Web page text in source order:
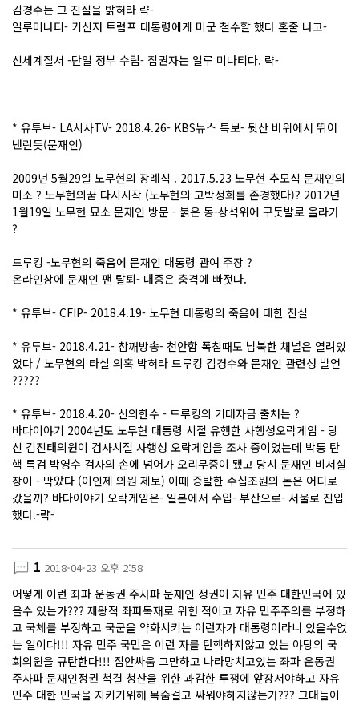
김경수는 그 진실을 밝혀라 략-
일루미나티- 키신저 트럼프 대통령에게 미군 철수할 했다 혼줄 나고-
신세계질서 -단일 정부 수립- 집권자는 일루 미나티다. 략-
* 유투브- LA시사TV- 2018.4.26- KBS뉴스 특보- 뒷산 바위에서 뛰어
낸린듯(문재인)
2009년 5월29일 노무현의 장례식 . 2017.5.23 노무현 추모식 문재인의
미소 ? 노무현의꿈 다시시작 (노무현의 고박정희를 존경했다)? 2012년
1월19일 노무현 묘소 문재인 방문 - 붉은 동-상석위에 구둣발로 올라가
?
드루킹 -노무현의 죽음에 문재인 대통령 관여 주장 ?
온라인상에 문재인 팬 탈퇴- 대중은 충격에 빠젓다.
* 유투브- CFIP- 2018.4.19- 노무현 대통령의 죽음에 대한 진실
* 유투브- 2018.4.21- 참깨방송- 천안함 폭침때도 남북한 채널은 열려있
었다 / 노무현의 타살 의혹 박혀라 드루킹 김경수와 문재인 관련성 발언
?????
* 유투브- 2018.4.20- 신의한수 - 드루킹의 거대자금 출처는 ?
바다이야기 2004년도 노무현 대통령 시절 유행한 사행성오락게임 - 당
신 김진태의원이 검사시절 사행성 오락게임을 조사 중이었는데 박통 탄
핵 특검 박영수 검사의 손에 넘어가 오리무중이 됐고 당시 문재인 비서실
장이 - 막았다 (이인제 의원 제보) 이때 증발한 수십조원의 돈은 어디로
갔을까? 바다이야기 오락게임은- 일본에서 수입- 부산으로- 서울로 진입
했다.-략-
1 2018-04-23 오후 2:58
어떻게 이런 좌파 운동권 주사파 문재인 정권이 자유 민주 대한민국에 있
을수 있는가??? 제왕적 좌파독재로 위헌 적이고 자유 민주주의를 부정하
고 국체를 부정하고 국군을 약화시키는 이런자가 대통령이라니 있을수없
는 일이다!!! 자유 민주 국민은 이런 자를 탄핵하지않고 있는 야당의 국
회의원을 규탄한다!!! 집안싸움 그만하고 나라망치고있는 좌파 운동권
주사파 문재인정권 척결 청산을 위한 과감한 투쟁에 앞장서야하고 자유
민주 대한 민국을 지키기위해 목숨걸고 싸워야하지않는가??? 그대들이